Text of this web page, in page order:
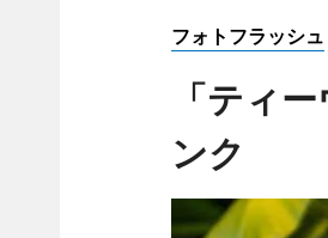
フォトフラッシュ
「ティ
ンク